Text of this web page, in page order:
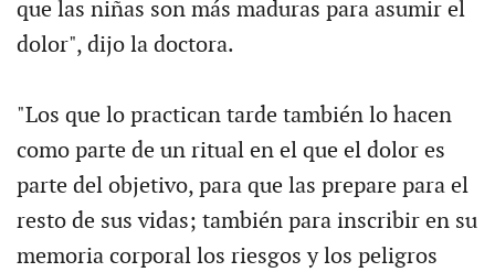
que las niñas son más maduras para asumir el
dolor", dijo la doctora.
"Los que lo practican tarde también lo hacen
como parte de un ritual en el que el dolor es
parte del objetivo, para que las prepare para el
resto de sus vidas; también para inscribir en su
memoria corporal los riesgos y los peligros